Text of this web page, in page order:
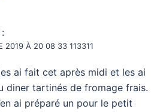
2019 À 20 08 33 113311
ai fait cet après midi et les ai
diner tartinés de fromage frais.
ai préparé un pour le petit